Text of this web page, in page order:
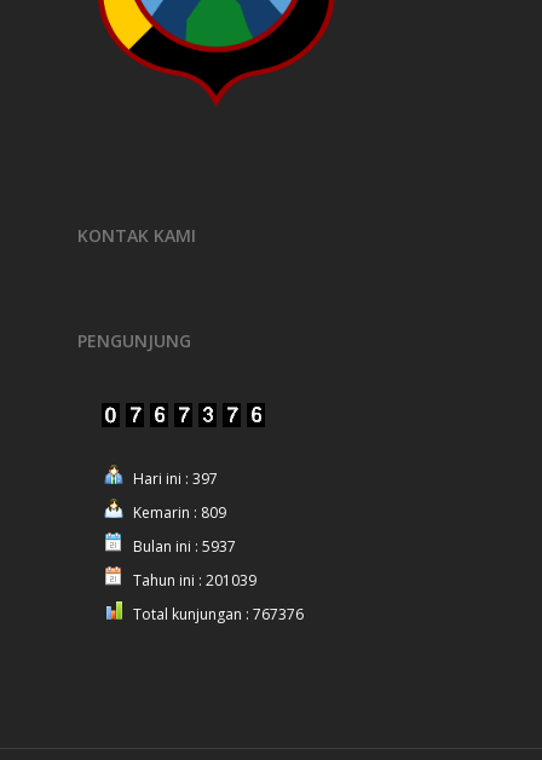
KONTAK KAMI
PENGUNJUNG
Hari ini : 397
Kemarin : 809
Bulan ini : 5937
Tahun ini : 201039
Total kunjungan : 767376